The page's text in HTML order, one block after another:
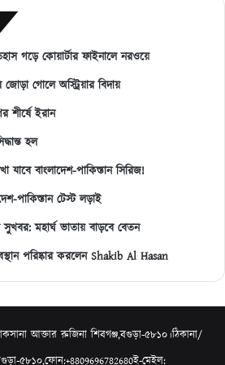
গড়ে কোয়ার্টার ফাইনালে নরওয়ে
গোলে অস্ট্রিয়ার বিদায়
শীর্ষে ইরান
হল
যাবে বাংলাদেশ-পাকিস্তান সিরিজ!
পাকিস্তান টেস্ট লড়াই
মহার্ঘ ভাতায় বাড়বে বেতন
পরিষ্কার করলেন Shakib Al Hasan
আক্তার রুজিনা শিবগঞ্জ,বগুড়া-৫৮১০।ঠিকানা/
৫৮১০,ফোন:+8809696782680ই-মেইল: